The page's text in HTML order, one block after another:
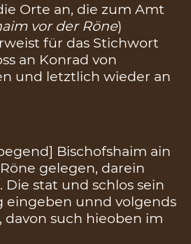
Orte an, die zum Amt
vor der Röne)
für das Stichwort
an Konrad von
und letztlich wieder an
Bischofshaim ain
gelegen, darein
stat und schlos sein
eingeben unnd volgends
such hieoben im